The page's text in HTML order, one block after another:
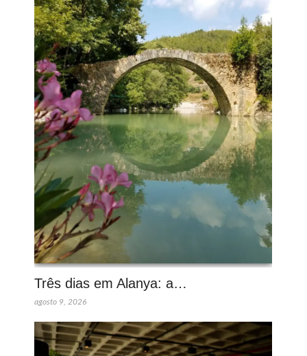
Três dias em Alanya: a…
agosto 9, 2026